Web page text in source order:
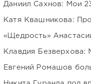
Даниил Сахнов: Мои
Катя Квашникова:
«Щедрость»
Клавдия
Евгений Ромашов